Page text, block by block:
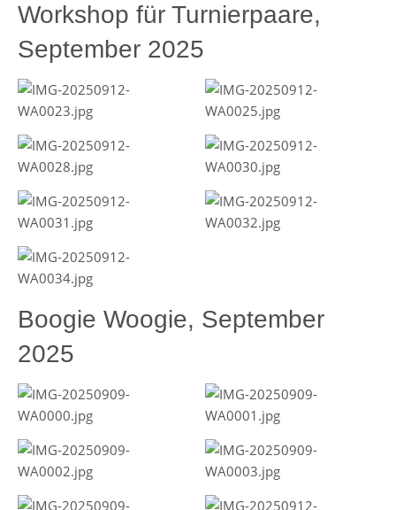
Workshop für Turnierpaare,
September 2025
Boogie Woogie, September
2025